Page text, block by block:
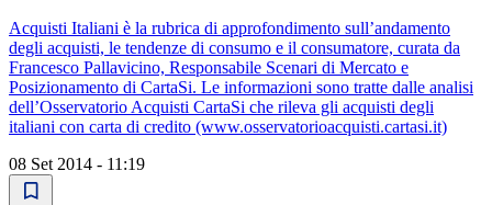
Acquisti Italiani è la rubrica di approfondimento sull’andamento
degli acquisti, le tendenze di consumo e il consumatore, curata da
Francesco Pallavicino, Responsabile Scenari di Mercato e
Posizionamento di CartaSi. Le informazioni sono tratte dalle analisi
dell’Osservatorio Acquisti CartaSi che rileva gli acquisti degli
italiani con carta di credito (www.osservatorioacquisti.cartasi.it)
08 Set 2014 - 11:19